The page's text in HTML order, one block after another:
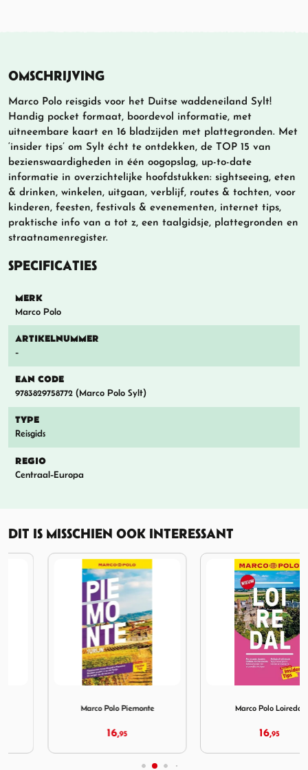
OMSCHRIJVING
Marco Polo reisgids voor het Duitse waddeneiland Sylt!
Handig pocket formaat, boordevol informatie, met
uitneembare kaart en 16 bladzijden met plattegronden. Met
‘insider tips’ om Sylt écht te ontdekken, de TOP 15 van
bezienswaardigheden in één oogopslag, up-to-date
informatie in overzichtelijke hoofdstukken: sightseeing, eten
& drinken, winkelen, uitgaan, verblijf, routes & tochten, voor
kinderen, feesten, festivals & evenementen, internet tips,
praktische info van a tot z, een taalgidsje, plattegronden en
straatnamenregister.
SPECIFICATIES
MERK
Marco Polo
ARTIKELNUMMER
-
EAN CODE
9783829758772 (Marco Polo Sylt)
TYPE
Reisgids
REGIO
Centraal-Europa
DIT IS MISSCHIEN OOK INTERESSANT
Marco Polo Piemonte Marco Polo Loiredal